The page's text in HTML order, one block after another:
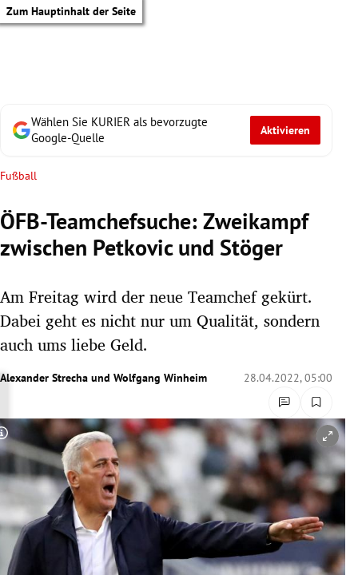
Zum Hauptinhalt der Seite
Untermenü
Untermenü
Untermenü
Untermenü
Untermenü
Untermenü
Wählen Sie KURIER als bevorzugte
Google-Quelle
Aktivieren
Fußball
ÖFB-Teamchefsuche: Zweikampf
zwischen Petkovic und Stöger
Am Freitag wird der neue Teamchef gekürt.
Dabei geht es nicht nur um Qualität, sondern
auch ums liebe Geld.
Alexander Strecha und Wolfgang Winheim 28.04.2022, 05:00
Copyright-Hinweis öffnen/schließen